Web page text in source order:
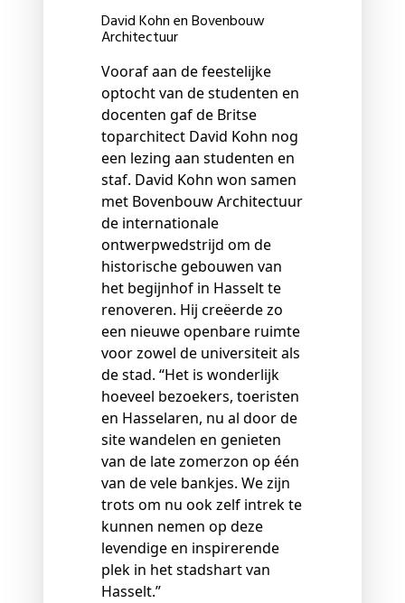
David Kohn en Bovenbouw
Architectuur
Vooraf aan de feestelijke
optocht van de studenten en
docenten gaf de Britse
toparchitect David Kohn nog
een lezing aan studenten en
staf. David Kohn won samen
met Bovenbouw Architectuur
de internationale
ontwerpwedstrijd om de
historische gebouwen van
het begijnhof in Hasselt te
renoveren. Hij creëerde zo
een nieuwe openbare ruimte
voor zowel de universiteit als
de stad. “Het is wonderlijk
hoeveel bezoekers, toeristen
en Hasselaren, nu al door de
site wandelen en genieten
van de late zomerzon op één
van de vele bankjes. We zijn
trots om nu ook zelf intrek te
kunnen nemen op deze
levendige en inspirerende
plek in het stadshart van
Hasselt.”